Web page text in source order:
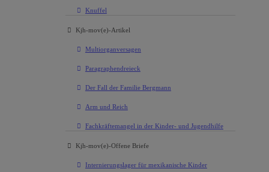
Knuffel
Kjh-mov(e)-Artikel
Multiorganversagen
Paragraphendreieck
Der Fall der Familie Bergmann
Arm und Reich
Fachkräftemangel in der Kinder- und Jugendhilfe
Kjh-mov(e)-Offene Briefe
Internierungslager für mexikanische Kinder